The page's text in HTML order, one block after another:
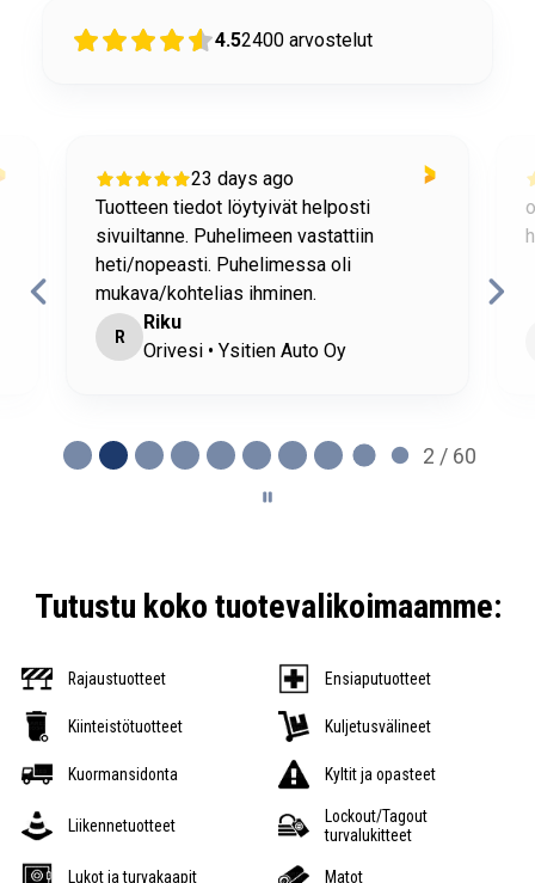
4.52400 arvostelut
23 days ago
Tuotteen tiedot löytyivät helposti
sivuiltanne. Puhelimeen vastattiin
heti/nopeasti. Puhelimessa oli
mukava/kohtelias ihminen.
R
Riku
Orivesi • Ysitien Auto Oy
2 / 60
Tutustu koko tuotevalikoimaamme:
Rajaustuotteet Ensiaputuotteet
Kiinteistötuotteet Kuljetusvälineet
Kuormansidonta Kyltit ja opasteet
Liikennetuotteet
Lockout/Tagout
turvalukitteet
Lukot ja turvakaapit Matot